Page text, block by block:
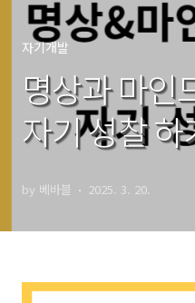
자기개발
명상과 마인
자기 성찰 하
by 베바블 2025. 3. 20.